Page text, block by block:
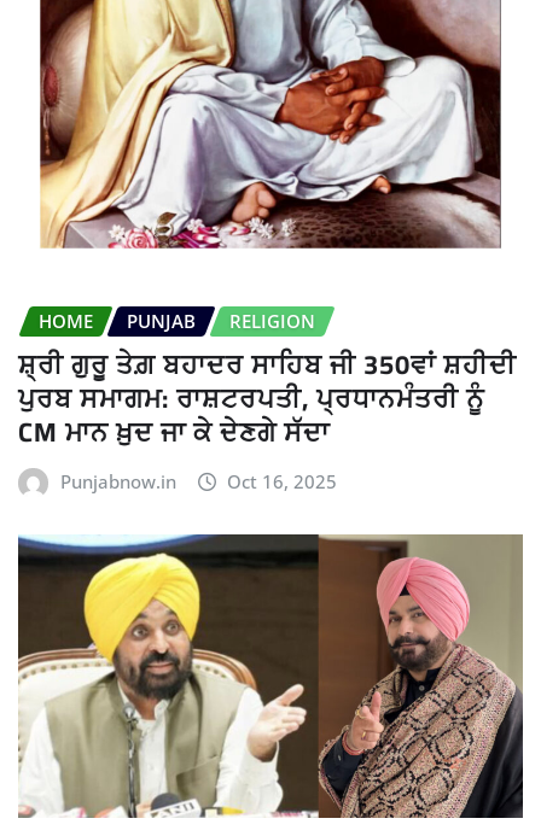
HOME PUNJAB RELIGION
ਸ਼੍ਰੀ ਗੁਰੂ ਤੇਗ਼ ਬਹਾਦਰ ਸਾਹਿਬ ਜੀ 350ਵਾਂ ਸ਼ਹੀਦੀ
ਪੁਰਬ ਸਮਾਗਮ: ਰਾਸ਼ਟਰਪਤੀ, ਪ੍ਰਧਾਨਮੰਤਰੀ ਨੂੰ
CM ਮਾਨ ਖ਼ੁਦ ਜਾ ਕੇ ਦੇਣਗੇ ਸੱਦਾ
Punjabnow.in Oct 16, 2025